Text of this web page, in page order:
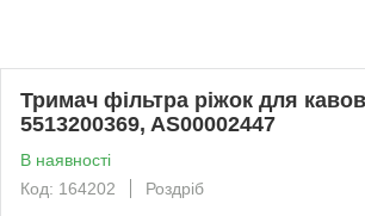
Тримач фільтра ріжок для
5513200369, AS00002447
В наявності
Код: 164202
Роздріб